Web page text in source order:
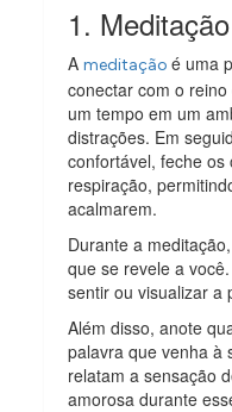
1.
Ameditaçãoé uma
conectar com o
um tempo em um
distrações. Em
confortável, feche
respiração,
acalmarem.
Durante a
que se revele a
sentir ou visualizar a
Além disso, anote
palavra que venha à
relatam a sensação
amorosa durante